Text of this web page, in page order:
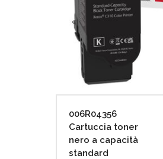
006R04356
Cartuccia toner
nero a capacità
standard